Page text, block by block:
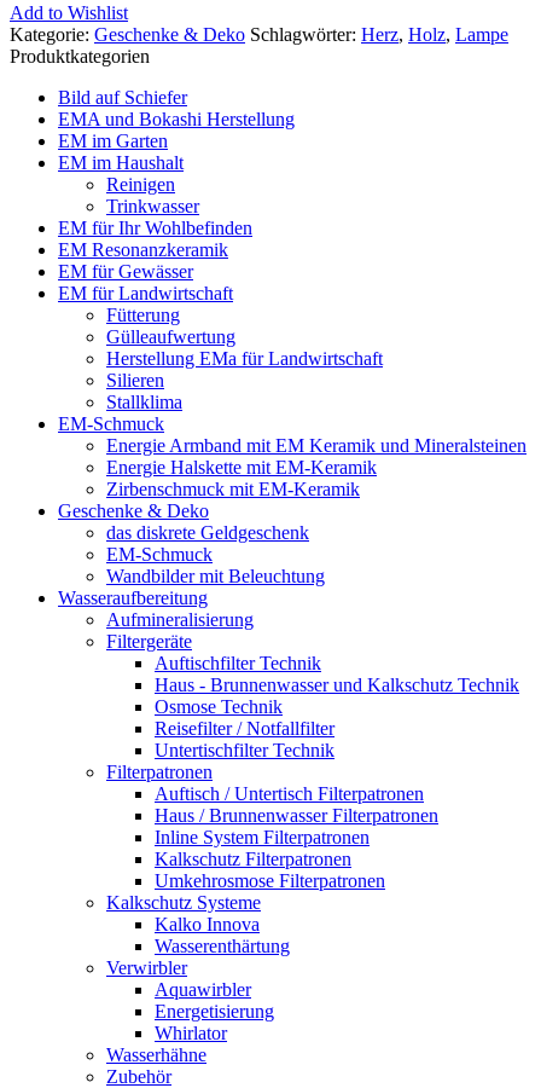
Add to Wishlist
Kategorie: Geschenke & Deko Schlagwörter: Herz, Holz, Lampe
Produktkategorien
Bild auf Schiefer
EMA und Bokashi Herstellung
EM im Garten
EM im Haushalt
Reinigen
Trinkwasser
EM für Ihr Wohlbefinden
EM Resonanzkeramik
EM für Gewässer
EM für Landwirtschaft
Fütterung
Gülleaufwertung
Herstellung EMa für Landwirtschaft
Silieren
Stallklima
EM-Schmuck
Energie Armband mit EM Keramik und Mineralsteinen
Energie Halskette mit EM-Keramik
Zirbenschmuck mit EM-Keramik
Geschenke & Deko
das diskrete Geldgeschenk
EM-Schmuck
Wandbilder mit Beleuchtung
Wasseraufbereitung
Aufmineralisierung
Filtergeräte
Auftischfilter Technik
Haus - Brunnenwasser und Kalkschutz Technik
Osmose Technik
Reisefilter / Notfallfilter
Untertischfilter Technik
Filterpatronen
Auftisch / Untertisch Filterpatronen
Haus / Brunnenwasser Filterpatronen
Inline System Filterpatronen
Kalkschutz Filterpatronen
Umkehrosmose Filterpatronen
Kalkschutz Systeme
Kalko Innova
Wasserenthärtung
Verwirbler
Aquawirbler
Energetisierung
Whirlator
Wasserhähne
Zubehör